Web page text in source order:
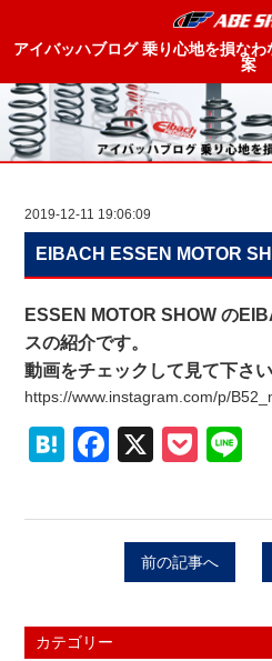
アイバッハブログ 乗り心地を損な
案
カテゴリー
2019-12-11 19:06:09
EIBACH ESSEN MOTOR
ESSEN MOTOR SHOW の
スの紹介です。
動画をチェックして見て下さ
https://www.instagram.com/p/
Hatena
Facebook
X
前の記事へ